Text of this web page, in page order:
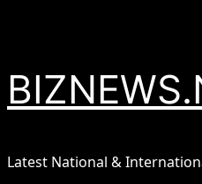
Latest National &